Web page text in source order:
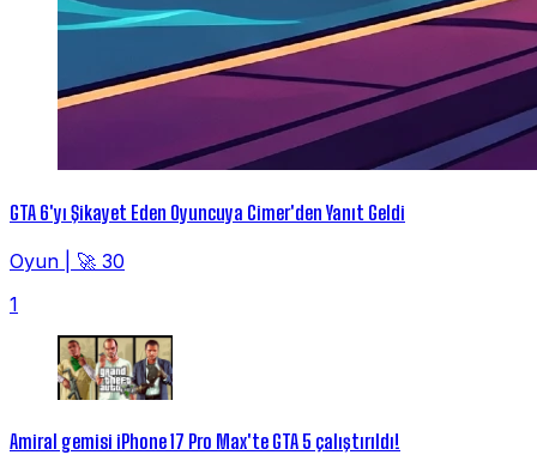
GTA 6'yı Şikayet Eden Oyuncuya Cimer'den Yanıt Geldi
Oyun
🚀 30
1
Amiral gemisi iPhone 17 Pro Max'te GTA 5 çalıştırıldı!